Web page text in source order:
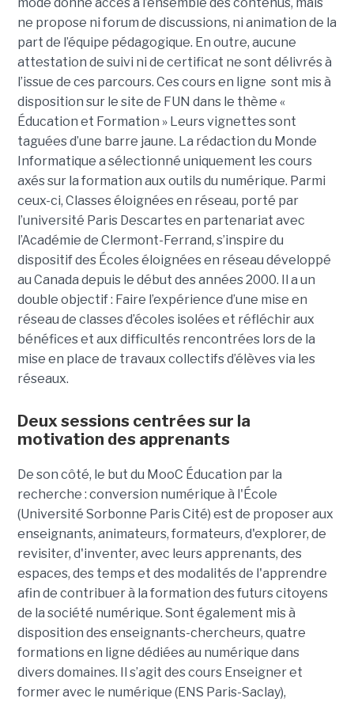
mode donne accès à l’ensemble des contenus, mais
ne propose ni forum de discussions, ni animation de la
part de l’équipe pédagogique. En outre, aucune
attestation de suivi ni de certificat ne sont délivrés à
l’issue de ces parcours. Ces cours en ligne sont mis à
disposition sur le site de FUN dans le thème «
Éducation et Formation » Leurs vignettes sont
taguées d’une barre jaune. La rédaction du Monde
Informatique a sélectionné uniquement les cours
axés sur la formation aux outils du numérique. Parmi
ceux-ci, Classes éloignées en réseau, porté par
l’université Paris Descartes en partenariat avec
l’Académie de Clermont-Ferrand, s’inspire du
dispositif des Écoles éloignées en réseau développé
au Canada depuis le début des années 2000. Il a un
double objectif : Faire l’expérience d’une mise en
réseau de classes d’écoles isolées et réfléchir aux
bénéfices et aux difficultés rencontrées lors de la
mise en place de travaux collectifs d’élèves via les
réseaux.
Deux sessions centrées sur la
motivation des apprenants
De son côté, le but du MooC Éducation par la
recherche : conversion numérique à l'École
(Université Sorbonne Paris Cité) est de proposer aux
enseignants, animateurs, formateurs, d'explorer, de
revisiter, d'inventer, avec leurs apprenants, des
espaces, des temps et des modalités de l'apprendre
afin de contribuer à la formation des futurs citoyens
de la société numérique. Sont également mis à
disposition des enseignants-chercheurs, quatre
formations en ligne dédiées au numérique dans
divers domaines.
Il s’agit des cours Enseigner et
former avec le numérique (ENS Paris-Saclay),